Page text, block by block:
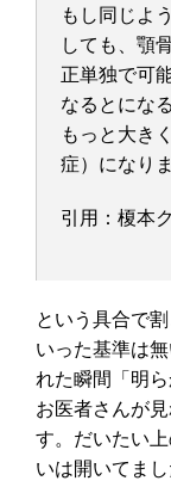
もし同じよ
しても、顎
正単独で可
なるとにな
もっと大き
症）になりま
引用：榎本
という具合で
いった基準は
れた瞬間「明
お医者さんが
す。だいたい
いは開いてま